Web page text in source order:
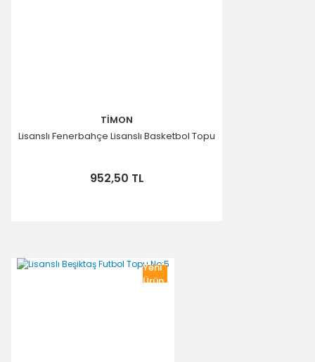
TİMON
Lisanslı Fenerbahçe Lisanslı Basketbol Topu
952,50 TL
Yeni
Ürün